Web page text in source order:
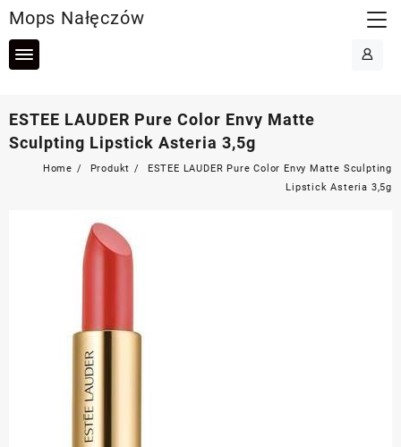
to
content
Mops Nałęczów
ESTEE LAUDER Pure Color Envy Matte
Sculpting Lipstick Asteria 3,5g
Home Produkt
ESTEE LAUDER Pure Color Envy Matte Sculpting
Lipstick Asteria 3,5g